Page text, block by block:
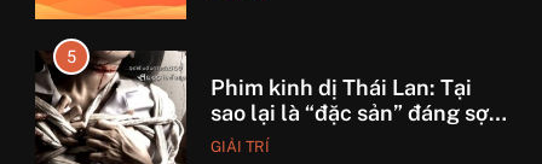
5
Phim kinh dị Thái Lan: Tại
sao lại là “đặc sản” đáng sợ
nhất thế giới?
GIẢI TRÍ